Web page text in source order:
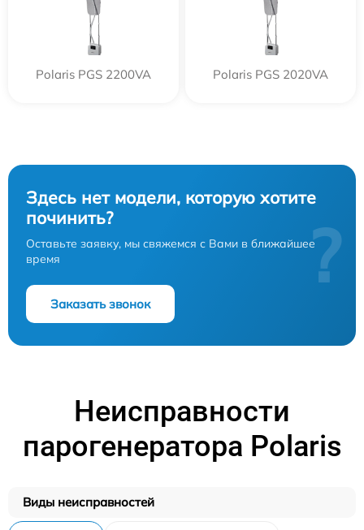
Polaris PGS 2200VA Polaris PGS 2020VA
Здесь нет модели, которую хотите
починить?
Оставьте заявку, мы свяжемся с Вами в ближайшее
время
Заказать звонок
?
Неисправности
парогенератора Polaris
Виды неисправностей